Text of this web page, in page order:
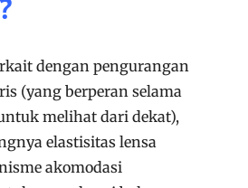
dengan pengurangan
(yang berperan selama
melihat dari dekat),
elastisitas lensa
akomodasi